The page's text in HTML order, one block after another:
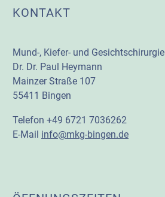
KONTAKT
Mund-, Kiefer- und Gesichtschirurgie
Dr. Dr. Paul Heymann
Mainzer Straße 107
55411 Bingen
Telefon +49 6721 7036262
E-Mail info@mkg-bingen.de